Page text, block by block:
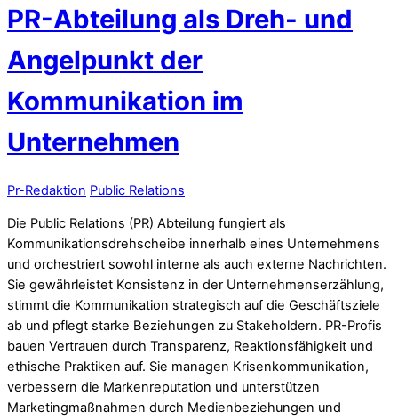
PR-Abteilung als Dreh- und
Angelpunkt der
Kommunikation im
Unternehmen
Pr-Redaktion Public Relations
Die Public Relations (PR) Abteilung fungiert als
Kommunikationsdrehscheibe innerhalb eines Unternehmens
und orchestriert sowohl interne als auch externe Nachrichten.
Sie gewährleistet Konsistenz in der Unternehmenserzählung,
stimmt die Kommunikation strategisch auf die Geschäftsziele
ab und pflegt starke Beziehungen zu Stakeholdern. PR-Profis
bauen Vertrauen durch Transparenz, Reaktionsfähigkeit und
ethische Praktiken auf. Sie managen Krisenkommunikation,
verbessern die Markenreputation und unterstützen
Marketingmaßnahmen durch Medienbeziehungen und